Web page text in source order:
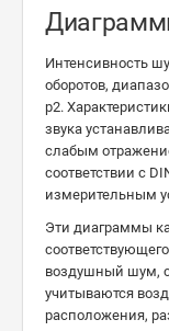
Интенсивность
оборотов,
p2.
звука
слабым
соответствии с
измерительным
Эти диаграммы
воздушный шум,
учитываются
расположения,